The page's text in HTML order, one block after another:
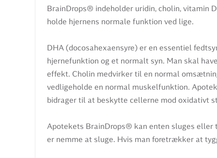
BrainDrops® indeholder uridin, cholin, vitamin
holde hjernens normale funktion ved lige.
DHA (docosahexaensyre) er en essentiel
hjernefunktion og et normalt syn. Man skal
effekt. Cholin medvirker til en normal
vedligeholde en normal muskelfunktion.
bidrager til at beskytte cellerne mod oxidativt
Apotekets BrainDrops® kan enten sluges
er nemme at sluge. Hvis man foretrækker at